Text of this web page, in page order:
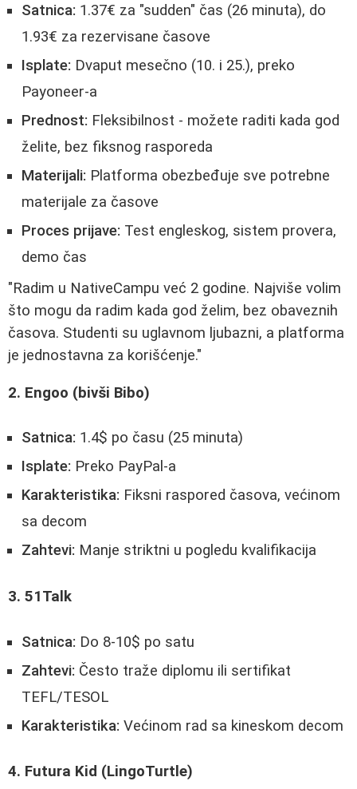
Satnica: 1.37€ za "sudden" čas (26 minuta), do
1.93€ za rezervisane časove
Isplate: Dvaput mesečno (10. i 25.), preko
Payoneer-a
Prednost: Fleksibilnost - možete raditi kada god
želite, bez fiksnog rasporeda
Materijali: Platforma obezbeđuje sve potrebne
materijale za časove
Proces prijave: Test engleskog, sistem provera,
demo čas
"Radim u NativeCampu već 2 godine. Najviše volim
što mogu da radim kada god želim, bez obaveznih
časova. Studenti su uglavnom ljubazni, a platforma
je jednostavna za korišćenje."
2. Engoo (bivši Bibo)
Satnica: 1.4$ po času (25 minuta)
Isplate: Preko PayPal-a
Karakteristika: Fiksni raspored časova, većinom
sa decom
Zahtevi: Manje striktni u pogledu kvalifikacija
3. 51Talk
Satnica: Do 8-10$ po satu
Zahtevi: Često traže diplomu ili sertifikat
TEFL/TESOL
Karakteristika: Većinom rad sa kineskom decom
4. Futura Kid (LingoTurtle)